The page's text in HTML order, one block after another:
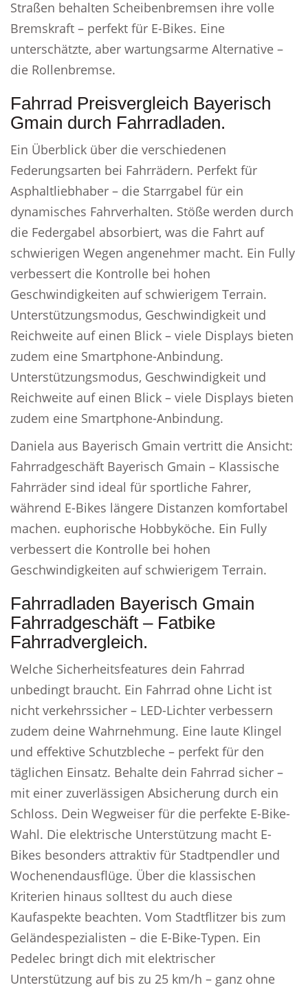
Straßen behalten Scheibenbremsen ihre volle
Bremskraft – perfekt für E-Bikes. Eine
unterschätzte, aber wartungsarme Alternative –
die Rollenbremse.
Fahrrad Preisvergleich Bayerisch
Gmain durch Fahrradladen.
Ein Überblick über die verschiedenen
Federungsarten bei Fahrrädern. Perfekt für
Asphaltliebhaber – die Starrgabel für ein
dynamisches Fahrverhalten. Stöße werden durch
die Federgabel absorbiert, was die Fahrt auf
schwierigen Wegen angenehmer macht. Ein Fully
verbessert die Kontrolle bei hohen
Geschwindigkeiten auf schwierigem Terrain.
Unterstützungsmodus, Geschwindigkeit und
Reichweite auf einen Blick – viele Displays bieten
zudem eine Smartphone-Anbindung.
Unterstützungsmodus, Geschwindigkeit und
Reichweite auf einen Blick – viele Displays bieten
zudem eine Smartphone-Anbindung.
Daniela aus Bayerisch Gmain vertritt die Ansicht:
Fahrradgeschäft Bayerisch Gmain – Klassische
Fahrräder sind ideal für sportliche Fahrer,
während E-Bikes längere Distanzen komfortabel
machen. euphorische Hobbyköche. Ein Fully
verbessert die Kontrolle bei hohen
Geschwindigkeiten auf schwierigem Terrain.
Fahrradladen Bayerisch Gmain
Fahrradgeschäft – Fatbike
Fahrradvergleich.
Welche Sicherheitsfeatures dein Fahrrad
unbedingt braucht. Ein Fahrrad ohne Licht ist
nicht verkehrssicher – LED-Lichter verbessern
zudem deine Wahrnehmung. Eine laute Klingel
und effektive Schutzbleche – perfekt für den
täglichen Einsatz. Behalte dein Fahrrad sicher –
mit einer zuverlässigen Absicherung durch ein
Schloss. Dein Wegweiser für die perfekte E-Bike-
Wahl. Die elektrische Unterstützung macht E-
Bikes besonders attraktiv für Stadtpendler und
Wochenendausflüge. Über die klassischen
Kriterien hinaus solltest du auch diese
Kaufaspekte beachten. Vom Stadtflitzer bis zum
Geländespezialisten – die E-Bike-Typen. Ein
Pedelec bringt dich mit elektrischer
Unterstützung auf bis zu 25 km/h – ganz ohne